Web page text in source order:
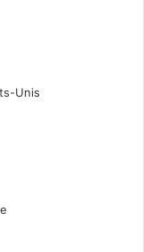
Unis